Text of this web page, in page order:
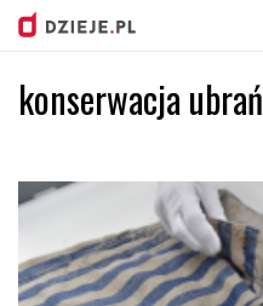
konserwacja ubrań